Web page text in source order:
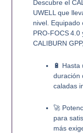
Descubre el
UWELL que
nivel. Equipado
PRO‑FOCS
CALIBURN
🔋 Hasta
duración
caladas
🚀
para
más